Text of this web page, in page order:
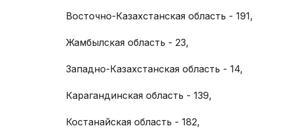
Восточно-Казахстанская область - 191,
Жамбылская область - 23,
Западно-Казахстанская область - 14,
Карагандинская область - 139,
Костанайская область - 182,